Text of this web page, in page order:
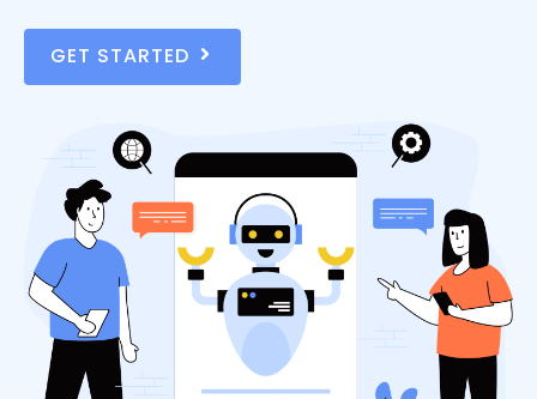
GET STARTED